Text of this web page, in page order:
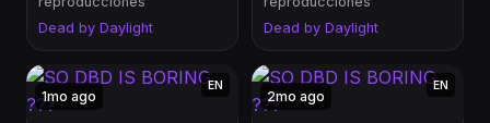
Dead by Daylight
Dead by Daylight
1mo ago
EN
2mo ago
EN